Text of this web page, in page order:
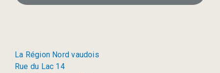
La Région Nord vaudois
Rue du Lac 14